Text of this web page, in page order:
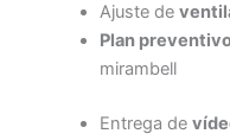
Ajuste de
Plan
mirambell
Entrega de